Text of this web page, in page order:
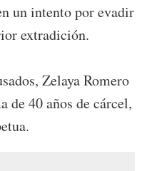
un intento por evadir
extradición.
Zelaya Romero
de 40 años de cárcel,